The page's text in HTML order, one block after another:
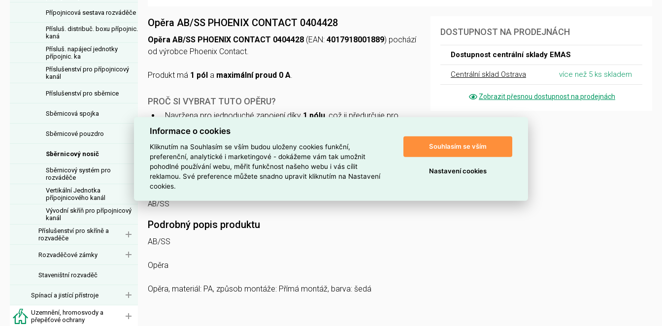
Přípojnicová sestava rozváděče
Přísluš. distribuč. boxu přípojnic.
kaná
Přísluš. napájecí jednotky
přípojnic. ka
Příslušenství pro přípojnicový
kanál
Příslušenství pro sběrnice
Sběrnicová spojka
Sběrnicové pouzdro
Sběrnicový nosič
Sběrnicový systém pro
rozváděče
Vertikální Jednotka
přípojnicového kanál
Vývodní skříň pro přípojnicový
kanál
Příslušenství pro skříně a
rozvaděče
Rozvaděčové zámky
Staveništní rozvaděč
Spínací a jistící přístroje
Uzemnění, hromosvody a
přepěťové ochrany
Opěra AB/SS PHOENIX CONTACT 0404428
Opěra AB/SS PHOENIX CONTACT 0404428 (EAN: 4017918001889) pochází
od výrobce Phoenix Contact.
Produkt má 1 pól a maximální proud 0 A.
PROČ SI VYBRAT TUTO OPĚRU?
Navržena pro jednoduché zapojení díky 1 pólu , což ji předurčuje pro
konstrukce vyžadující samostatné vedení.
Uváděná hodnota
maximálního proudu 0 A naznačuje, že zařízení není
určeno pro přenos elektrického proudu a je vhodné jako mechanická
opěra nebo izolovaný montážní prvek.
Interní název produktu
AB/SS
Podrobný popis produktu
AB/SS
Opěra
Opěra, materiál: PA, způsob montáže: Přímá montáž, barva: šedá
DOSTUPNOST NA PRODEJNÁCH
Dostupnost centrální sklady EMAS
Centrální sklad Ostrava více než 5 ks skladem
Zobrazit přesnou dostupnost na prodejnách
Informace o cookies
Kliknutím na Souhlasím se vším budou uloženy cookies funkční,
preferenční, analytické i marketingové - dokážeme vám tak umožnit
pohodlné používání webu, měřit funkčnost našeho webu i vás cílit
reklamou. Své preference můžete snadno upravit kliknutím na Nastavení
cookies.
Souhlasím se vším
Nastavení cookies